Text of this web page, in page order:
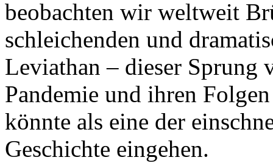
beobachten wir weltweit
schleichenden und
Leviathan – dieser Sprung
Pandemie und ihren
könnte als eine der
Geschichte eingehen.